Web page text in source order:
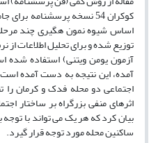
کوکران 54 نسخه پرسشنامه
اساس شیوه نمون هگیری چند
آزمون یومن ویتنی) استفاده
آمده، این نتیجه به دست آمده
اجتماعی دو محله فدک و کرمان
اثرهای منفی بزرگراه بر ساختار
بیان کرد که هر یک می تواند با
ساکنین محله مورد توجه قرار گیرد.